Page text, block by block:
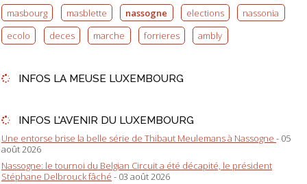
masbourg masblette nassogne elections
nassonia
ecolo
deces marche forrieres ambly
INFOS LA MEUSE LUXEMBOURG
INFOS L'AVENIR DU LUXEMBOURG
Une entorse brise la belle série de Thibaut Meulemans à Nassogne - 05
août 2026
Nassogne: le tournoi du Belgian Circuit a été décapité, le président
Stéphane Delbrouck fâché - 03 août 2026